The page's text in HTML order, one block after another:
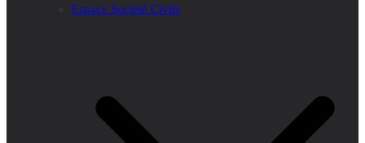
Espace Société Civile